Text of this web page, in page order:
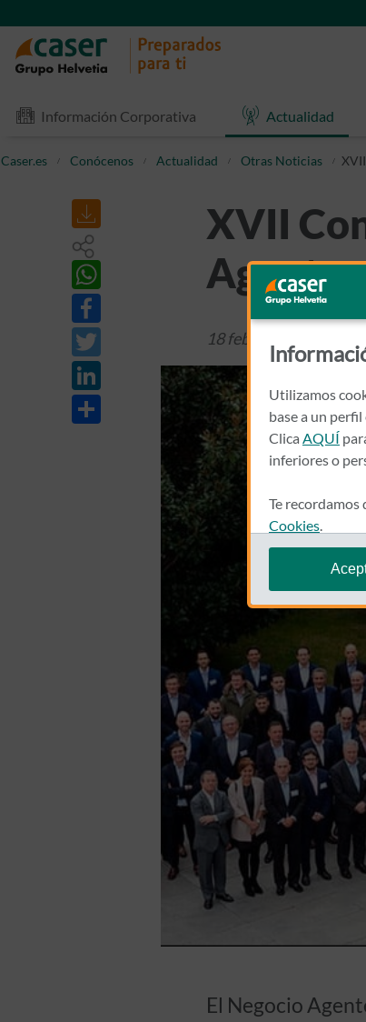
Información Corporativa Actualidad
Caser.es Conócenos Actualidad Otras Noticias
XVII
18 febrero 2020
El Negocio
Utilizamos
base a un
Clica AQUÍ
inferiores o
Te recordamos
Cookies